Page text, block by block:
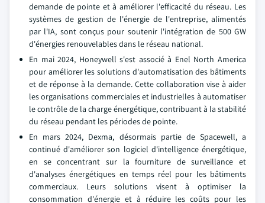
demande de pointe et à améliorer l'efficacité du réseau. Les
systèmes de gestion de l'énergie de l'entreprise, alimentés
par l'IA, sont conçus pour soutenir l'intégration de 500 GW
d'énergies renouvelables dans le réseau national.
En mai 2024, Honeywell s'est associé à Enel North America
pour améliorer les solutions d'automatisation des bâtiments
et de réponse à la demande. Cette collaboration vise à aider
les organisations commerciales et industrielles à automatiser
le contrôle de la charge énergétique, contribuant à la stabilité
du réseau pendant les périodes de pointe.
En mars 2024, Dexma, désormais partie de Spacewell, a
continué d'améliorer son logiciel d'intelligence énergétique,
en se concentrant sur la fourniture de surveillance et
d'analyses énergétiques en temps réel pour les bâtiments
commerciaux. Leurs solutions visent à optimiser la
consommation d'énergie et à réduire les coûts pour les